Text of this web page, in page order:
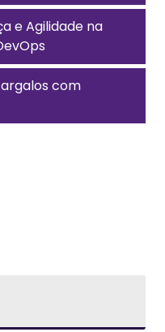
e Agilidade na
com